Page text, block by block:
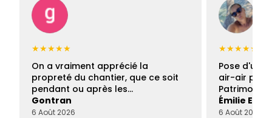
★★★★★
On a vraiment apprécié la
propreté du chantier, que ce soit
pendant ou après les…
Gontran
6 Août 2026
★★★★★
Pose d'une
air-air par
Patrimoine
Émilie
6 Août 2026